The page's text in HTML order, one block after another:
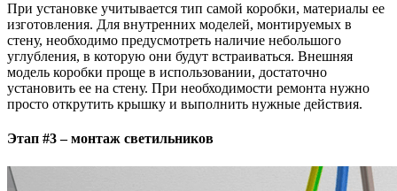
При установке учитывается тип самой коробки, материалы ее
изготовления. Для внутренних моделей, монтируемых в
стену, необходимо предусмотреть наличие небольшого
углубления, в которую они будут встраиваться. Внешняя
модель коробки проще в использовании, достаточно
установить ее на стену. При необходимости ремонта нужно
просто открутить крышку и выполнить нужные действия.
Этап #3 – монтаж светильников